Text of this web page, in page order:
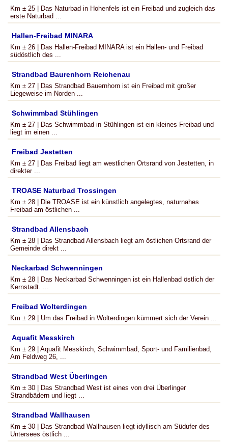
Km ± 25 | Das Naturbad in Hohenfels ist ein Freibad und zugleich das
erste Naturbad ...
Hallen-Freibad MINARA
Km ± 26 | Das Hallen-Freibad MINARA ist ein Hallen- und Freibad
südöstlich des ...
Strandbad Baurenhorn Reichenau
Km ± 27 | Das Strandbad Bauernhorn ist ein Freibad mit großer
Liegeweise im Norden ...
Schwimmbad Stühlingen
Km ± 27 | Das Schwimmbad in Stühlingen ist ein kleines Freibad und
liegt im einen ...
Freibad Jestetten
Km ± 27 | Das Freibad liegt am westlichen Ortsrand von Jestetten, in
direkter ...
TROASE Naturbad Trossingen
Km ± 28 | Die TROASE ist ein künstlich angelegtes, naturnahes
Freibad am östlichen ...
Strandbad Allensbach
Km ± 28 | Das Strandbad Allensbach liegt am östlichen Ortsrand der
Gemeinde direkt ...
Neckarbad Schwenningen
Km ± 28 | Das Neckarbad Schwenningen ist ein Hallenbad östlich der
Kernstadt. ...
Freibad Wolterdingen
Km ± 29 | Um das Freibad in Wolterdingen kümmert sich der Verein ...
Aquafit Messkirch
Km ± 29 | Aquafit Messkirch, Schwimmbad, Sport- und Familienbad,
Am Feldweg 26, ...
Strandbad West Überlingen
Km ± 30 | Das Strandbad West ist eines von drei Überlinger
Strandbädern und liegt ...
Strandbad Wallhausen
Km ± 30 | Das Strandbad Wallhausen liegt idyllisch am Südufer des
Untersees östlich ...